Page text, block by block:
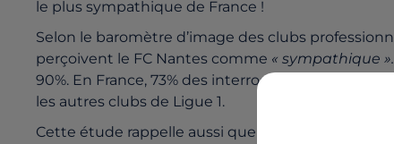
le plus sympathique de France !
Selon le baromètre d’image des clubs
perçoivent le FC Nantes comme « sympathique ».
90%. En France, 73% des interrogés ont une
les autres clubs de Ligue 1.
Cette étude rappelle aussi que le football est